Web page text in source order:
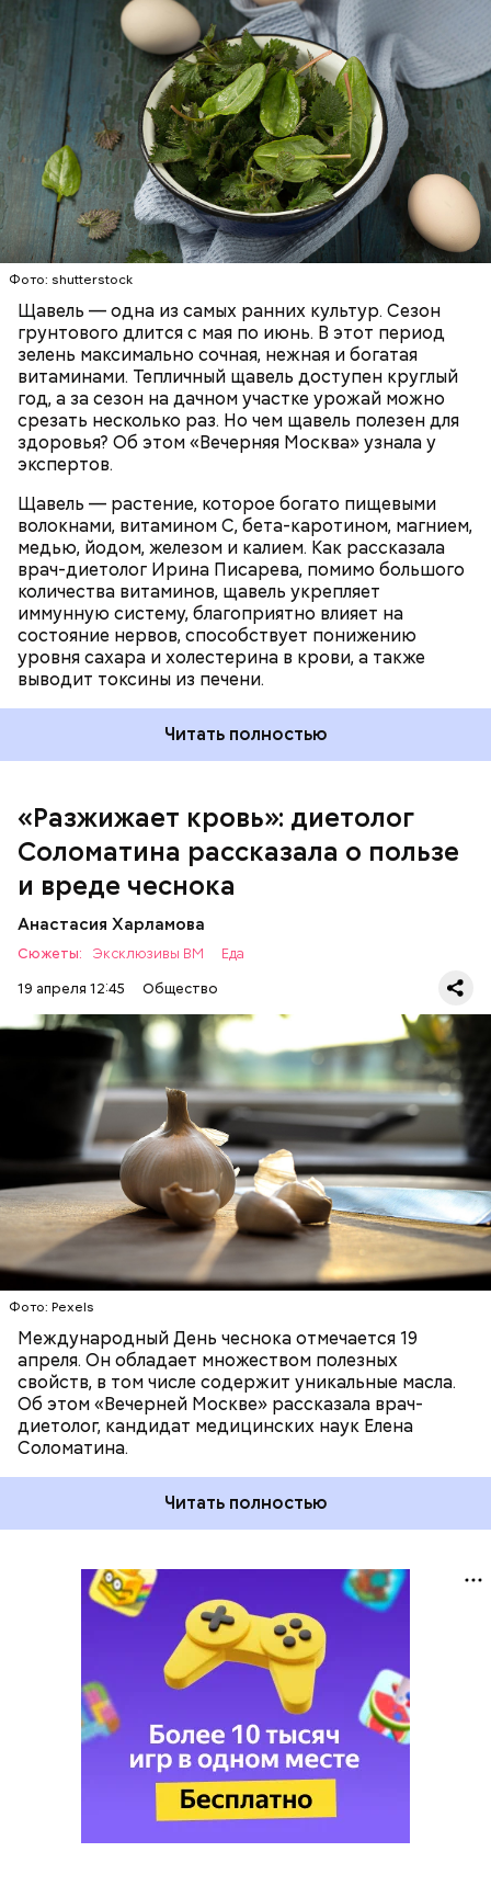
Фото: shutterstock
Щавель — одна из самых ранних культур. Сезон
грунтового длится с мая по июнь. В этот период
зелень максимально сочная, нежная и богатая
витаминами. Тепличный щавель доступен круглый
год, а за сезон на дачном участке урожай можно
срезать несколько раз. Но чем щавель полезен для
здоровья? Об этом «Вечерняя Москва» узнала у
экспертов.
Щавель — растение, которое богато пищевыми
волокнами, витамином С, бета-каротином, магнием,
медью, йодом, железом и калием. Как рассказала
врач-диетолог Ирина Писарева, помимо большого
количества витаминов, щавель укрепляет
иммунную систему, благоприятно влияет на
состояние нервов, способствует понижению
уровня сахара и холестерина в крови, а также
выводит токсины из печени.
Опасность же щавеля состоит в том, что он
содержит большое количество щавелевой кислоты,
которая может способствовать образованию
Читать полностью
ЗДОРОВЬЕ ВРАЧИ
РАСТЕНИЯ
ПРОДУКТЫ
«Разжижает кровь»: диетолог
Соломатина рассказала о пользе
и вреде чеснока
Анастасия Харламова
Сюжеты: Эксклюзивы ВМ
Еда
19 апреля 12:45
Общество
Фото: Pexels
Международный День чеснока отмечается 19
апреля. Он обладает множеством полезных
свойств, в том числе содержит уникальные масла.
Об этом «Вечерней Москве» рассказала врач-
диетолог, кандидат медицинских наук Елена
Соломатина.
Диетолог Соломатина
рассказала, что лучше есть при
гриппе и коронавирусе
— Чеснок является достаточно полезным
продуктом. В нем содержатся уникальные
эфирные масла. Они отпугивают потенциальные
вирусы. Это нужно взять на вооружение для себя. Я
рекомендую есть чеснок во время простуды. Но он
не может быть единственным средством для
борьбы с простудой, — подчеркнула специалист.
Диетолог отметила, что норма потребления
— Я советую есть не более одного зубчика чеснока
в сыром виде в день. Тем не менее некоторым
людям стоит вообще отказаться от данного
продукта. Например, тем, у кого есть проблемы с
желудочно-кишечным трактом. Эфирные масла
оказывают раздражающее действие на слизистые
оболочки кишечника и могут вызвать обострение,
— предупредила Соломатина.
Читать полностью
ЗДОРОВЬЕ ВРАЧИ ПРОДУКТЫ